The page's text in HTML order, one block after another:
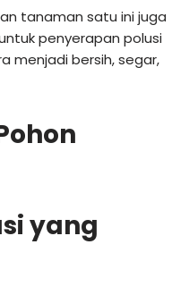
tanaman satu ini juga
penyerapan polusi
menjadi bersih, segar,
yang